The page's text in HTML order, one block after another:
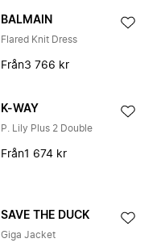
BALMAIN
Flared Knit Dress
Från3 766 kr
K-WAY
P. Lily Plus 2 Double
Från1 674 kr
SAVE THE DUCK
Giga Jacket